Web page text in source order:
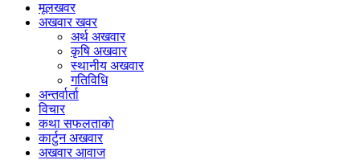
मूलखवर
अखवार खवर
अर्थ अखवार
कृषि अखवार
स्थानीय अखवार
गतिविधि
अन्तर्वार्ता
विचार
कथा सफलताको
कार्टुन अखवार
अखवार आवाज